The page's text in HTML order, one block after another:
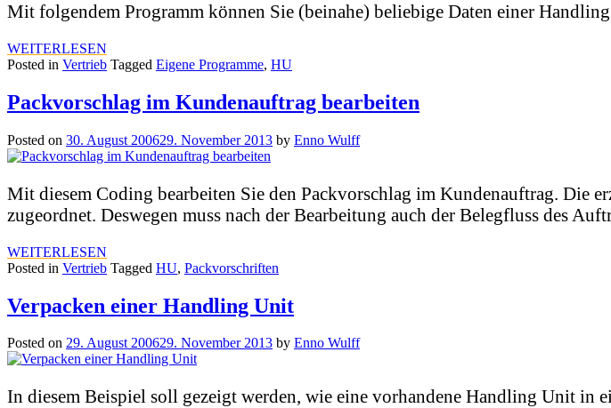
Mit folgendem Programm können Sie (beinahe) beliebige Daten einer
WEITERLESEN
Posted in Vertrieb Tagged Eigene Programme, HU
Packvorschlag im Kundenauftrag bearbeiten
Posted on 30. August 200629. November 2013 by Enno Wulff
Mit diesem Coding bearbeiten Sie den Packvorschlag im Kundenauftrag. Die
zugeordnet. Deswegen muss nach der Bearbeitung auch der Belegfluss des
WEITERLESEN
Posted in Vertrieb Tagged HU, Packvorschriften
Verpacken einer Handling Unit
Posted on 29. August 200629. November 2013 by Enno Wulff
In diesem Beispiel soll gezeigt werden, wie eine vorhandene Handling Unit in